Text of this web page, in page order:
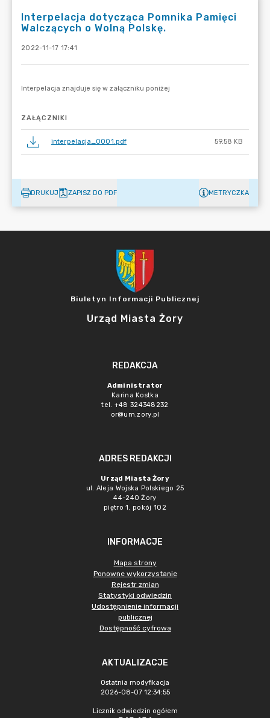
Interpelacja dotycząca Pomnika Pamięci
Walczących o Wolną Polskę.
2022-11-17 17:41
ZAŁĄCZNIKI
interpelacja_0001.pdf 59.58 KB
DRUKUJ ZAPISZ DO PDF METRYCZKA
Biuletyn Informacji Publicznej
Urząd Miasta Żory
REDAKCJA
Administrator
Karina Kostka
tel. +48 324348232
or@um.zory.pl
ADRES REDAKCJI
Urząd Miasta Żory
ul. Aleja Wojska Polskiego 25
44-240 Żory
piętro 1, pokój 102
INFORMACJE
Mapa strony
Ponowne wykorzystanie
Rejestr zmian
Statystyki odwiedzin
Udostępnienie informacji
publicznej
Dostępność cyfrowa
AKTUALIZACJE
Ostatnia modyfikacja
2026-08-07 12:34:55
Licznik odwiedzin ogółem